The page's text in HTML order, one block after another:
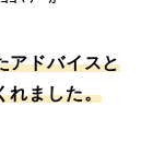
アドバイスと
れました。